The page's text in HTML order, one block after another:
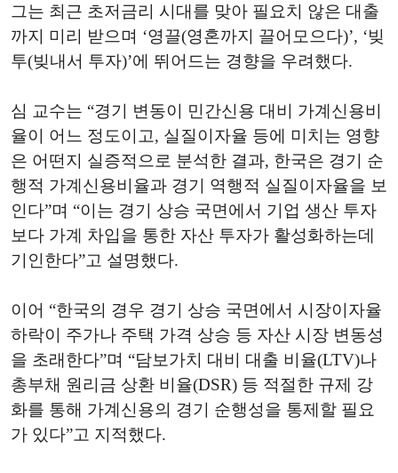
그는 최근 초저금리 시대를 맞아 필요치 않은 대출
까지 미리 받으며 ‘영끌(영혼까지 끌어모으다)’, ‘빚
투(빚내서 투자)’에 뛰어드는 경향을 우려했다.
심 교수는 “경기 변동이 민간신용 대비 가계신용비
율이 어느 정도이고, 실질이자율 등에 미치는 영향
은 어떤지 실증적으로 분석한 결과, 한국은 경기 순
행적 가계신용비율과 경기 역행적 실질이자율을 보
인다”며 “이는 경기 상승 국면에서 기업 생산 투자
보다 가계 차입을 통한 자산 투자가 활성화하는데
기인한다”고 설명했다.
이어 “한국의 경우 경기 상승 국면에서 시장이자율
하락이 주가나 주택 가격 상승 등 자산 시장 변동성
을 초래한다”며 “담보가치 대비 대출 비율(LTV)나
총부채 원리금 상환 비율(DSR) 등 적절한 규제 강
화를 통해 가계신용의 경기 순행성을 통제할 필요
가 있다”고 지적했다.